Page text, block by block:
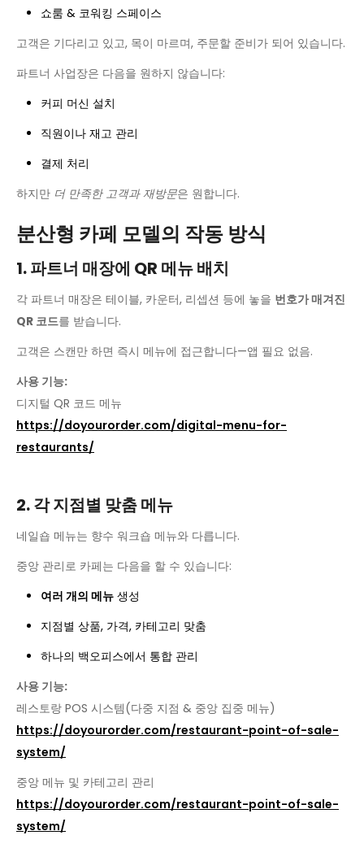
쇼룸 & 코워킹 스페이스
고객은 기다리고 있고, 목이 마르며, 주문할 준비가 되어 있습니다.
파트너 사업장은 다음을 원하지 않습니다:
커피 머신 설치
직원이나 재고 관리
결제 처리
하지만 더 만족한 고객과 재방문은 원합니다.
분산형 카페 모델의 작동 방식
1. 파트너 매장에 QR 메뉴 배치
각 파트너 매장은 테이블, 카운터, 리셉션 등에 놓을 번호가 매겨진
QR 코드를 받습니다.
고객은 스캔만 하면 즉시 메뉴에 접근합니다—앱 필요 없음.
사용 기능:
디지털 QR 코드 메뉴
https://doyourorder.com/digital-menu-for-
restaurants/
2. 각 지점별 맞춤 메뉴
네일숍 메뉴는 향수 워크숍 메뉴와 다릅니다.
중앙 관리로 카페는 다음을 할 수 있습니다:
여러 개의 메뉴 생성
지점별 상품, 가격, 카테고리 맞춤
하나의 백오피스에서 통합 관리
사용 기능:
레스토랑 POS 시스템(다중 지점 & 중앙 집중 메뉴)
https://doyourorder.com/restaurant-point-of-sale-
system/
중앙 메뉴 및 카테고리 관리
https://doyourorder.com/restaurant-point-of-sale-
system/